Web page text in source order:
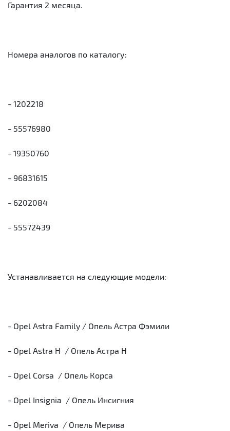
Гарантия 2 месяца.
Номера аналогов по каталогу:
- 1202218
- 55576980
- 19350760
- 96831615
- 6202084
- 55572439
Устанавливается на следующие модели:
- Opel Astra Family / Опель Астра Фэмили
- Opel Astra H / Опель Астра Н
- Opel Corsa / Опель Корса
- Opel Insignia / Опель Инсигния
- Opel Meriva / Опель Мерива